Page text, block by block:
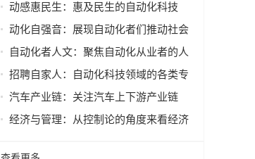
动感惠民生：惠及民生的自动化科技
动化自强音：展现自动化者们推动社会
进步发出的响亮声音
自动化者人文：聚焦自动化从业者的人
文思考
招聘自家人：自动化科技领域的各类专
家及人才需求资讯
汽车产业链：关注汽车上下游产业链
经济与管理：从控制论的角度来看经济